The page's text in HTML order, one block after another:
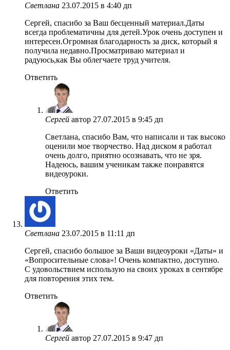
Светлана 23.07.2015 в 4:40 дп
Cергей, спасибо за Ваш бесценный материал.Даты
всегда проблематичны для детей.Урок очень доступен и
интересен.Огромная благодарность за диск, который я
получила недавно.Просматриваю материал и
радуюсь,как Вы облегчаете труд учителя.
Ответить
Сергей автор 27.07.2015 в 9:45 дп
Светлана, спасибо Вам, что написали и так высоко
оценили мое творчество. Над диском я работал
очень долго, приятно осознавать, что не зря.
Надеюсь, вашим ученикам также понравятся
видеоуроки.
Ответить
Светлана 23.07.2015 в 11:11 дп
Сергей, спасибо большое за Ваши видеоуроки «Даты» и
«Вопросительные слова»! Очень компактно, доступно.
С удовольствием использую на своих уроках в сентябре
для повторения этих тем.
Ответить
Сергей автор 27.07.2015 в 9:47 дп